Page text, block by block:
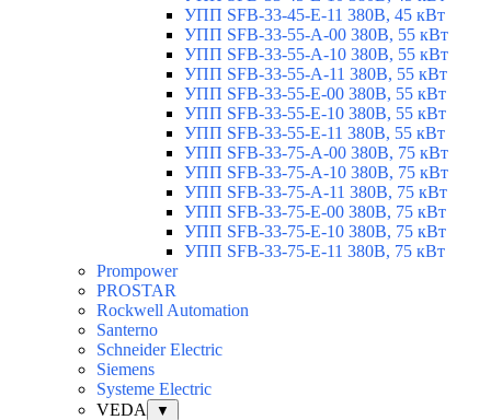
УПП SFB-33-45-E-11 380В, 45 кВт
УПП SFB-33-55-A-00 380В, 55 кВт
УПП SFB-33-55-A-10 380В, 55 кВт
УПП SFB-33-55-A-11 380В, 55 кВт
УПП SFB-33-55-E-00 380В, 55 кВт
УПП SFB-33-55-E-10 380В, 55 кВт
УПП SFB-33-55-E-11 380В, 55 кВт
УПП SFB-33-75-A-00 380В, 75 кВт
УПП SFB-33-75-A-10 380В, 75 кВт
УПП SFB-33-75-A-11 380В, 75 кВт
УПП SFB-33-75-E-00 380В, 75 кВт
УПП SFB-33-75-E-10 380В, 75 кВт
УПП SFB-33-75-E-11 380В, 75 кВт
Prompower
PROSTAR
Rockwell Automation
Santerno
Schneider Electric
Siemens
Systeme Electric
VEDA
▼